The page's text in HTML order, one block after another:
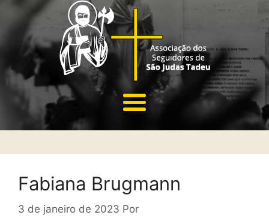
Fabiana Brugmann
3 de janeiro de 2023 Por